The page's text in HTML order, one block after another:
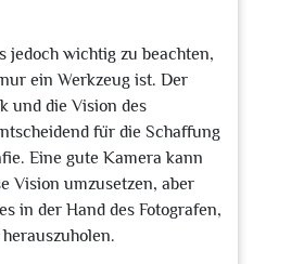
jedoch wichtig zu beachten,
ein Werkzeug ist. Der
und die Vision des
für die Schaffung
Eine gute Kamera kann
Vision umzusetzen, aber
in der Hand des Fotografen,